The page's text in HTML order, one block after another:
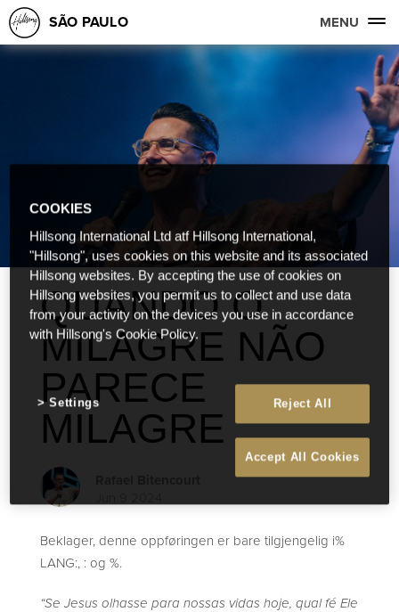
SÃO PAULO MENU
QUANDO O
MILAGRE NÃO
PARECE
MILAGRE
Beklager, denne oppføringen er bare tilgjengelig i%
LANG:, : og %.
“Se Jesus olhasse para nossas vidas hoje, qual fé Ele
COOKIES
Hillsong International Ltd atf Hillsong International,
"Hillsong", uses cookies on this website and its associated
Hillsong websites. By accepting the use of cookies on
Hillsong websites, you permit us to collect and use data
from your activity on the devices you use in accordance
with Hillsong's Cookie Policy.
Reject All
Accept All Cookies
Settings